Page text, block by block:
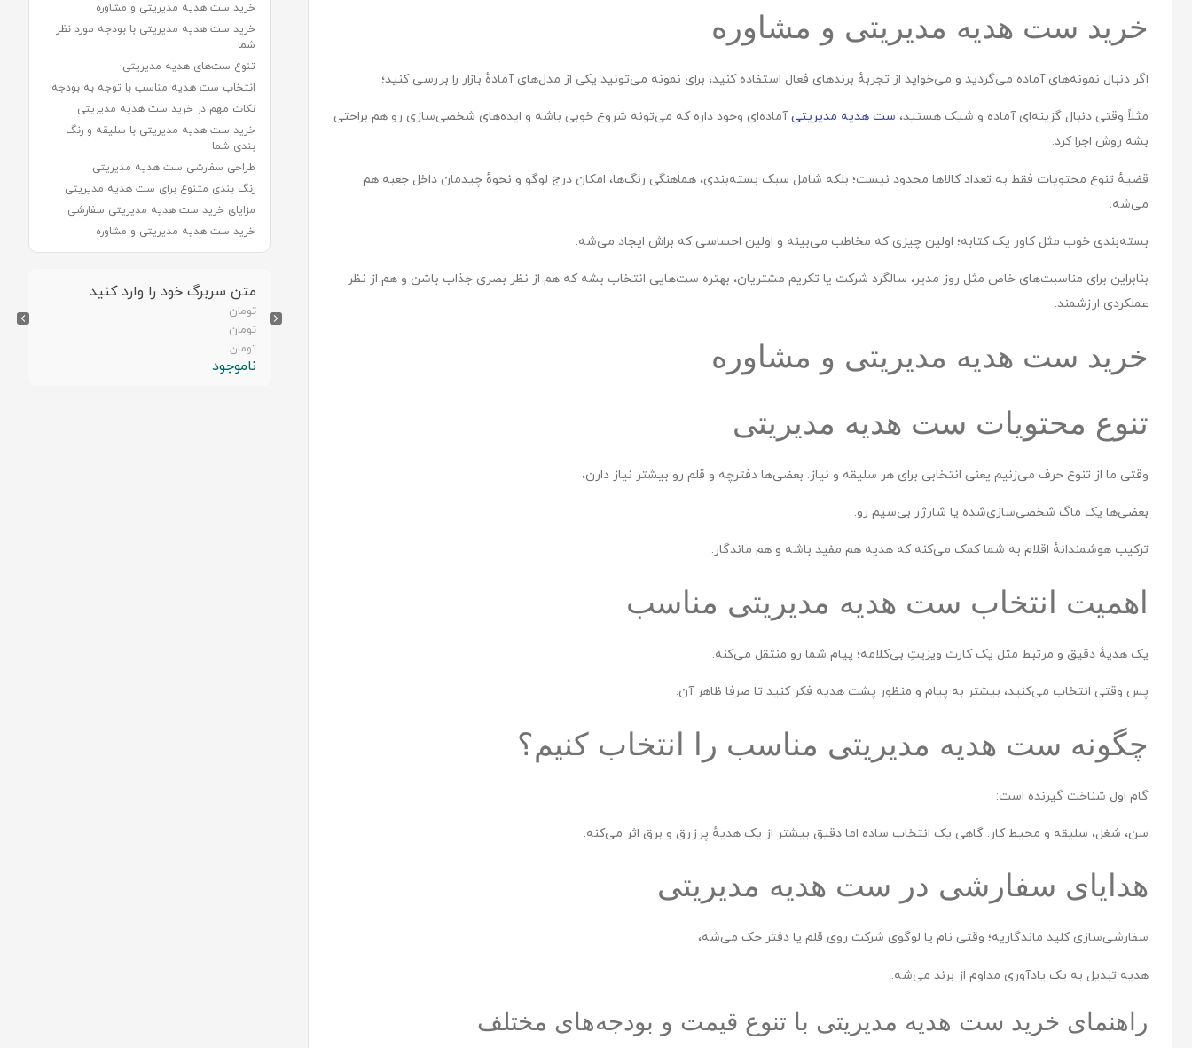
خرید ست هدیه مدیریتی و مشاوره
اگر دنبال نمونه‌های آماده می‌گردید و می‌خواید از تجربهٔ برندهای فعال استفاده کنید، برای نمونه می‌تونید یکی از مدل‌های آمادهٔ بازار را بررسی کنید؛
مثلاً وقتی دنبال گزینه‌ای آماده و شیک هستید، ست هدیه مدیریتیآماده‌ای وجود داره که می‌تونه شروع خوبی باشه و ایده‌های شخصی‌سازی رو هم براحتی
بشه روش اجرا کرد.
قضیهٔ تنوع محتویات فقط به تعداد کالاها محدود نیست؛ بلکه شامل سبک بسته‌بندی، هماهنگی رنگ‌ها، امکان درج لوگو و نحوهٔ چیدمان داخل جعبه هم
می‌شه.
بسته‌بندی خوب مثل کاور یک کتابه؛ اولین چیزی که مخاطب می‌بینه و اولین احساسی که براش ایجاد می‌شه.
بنابراین برای مناسبت‌های خاص مثل روز مدیر، سالگرد شرکت یا تکریم مشتریان، بهتره ست‌هایی انتخاب بشه که هم از نظر بصری جذاب باشن و هم از نظر
عملکردی ارزشمند.
خرید ست هدیه مدیریتی و مشاوره
تنوع محتویات ست هدیه مدیریتی
وقتی ما از تنوع حرف می‌زنیم یعنی انتخابی برای هر سلیقه و نیاز. بعضی‌ها دفترچه و قلم رو بیشتر نیاز دارن،
بعضی‌ها یک ماگ شخصی‌سازی‌شده یا شارژر بی‌سیم رو.
ترکیب هوشمندانهٔ اقلام به شما کمک می‌کنه که هدیه هم مفید باشه و هم ماندگار.
اهمیت انتخاب ست هدیه مدیریتی مناسب
یک هدیهٔ دقیق و مرتبط مثل یک کارت ویزیتِ بی‌کلامه؛ پیام شما رو منتقل می‌کنه.
پس وقتی انتخاب می‌کنید، بیشتر به پیام و منظور پشت هدیه فکر کنید تا صرفا ظاهر آن.
چگونه ست هدیه مدیریتی مناسب را انتخاب کنیم؟
گام اول شناخت گیرنده است:
سن، شغل، سلیقه و محیط کار. گاهی یک انتخاب ساده اما دقیق بیشتر از یک هدیهٔ پرزرق و برق اثر می‌کنه.
هدایای سفارشی در ست هدیه مدیریتی
سفارشی‌سازی کلید ماندگاریه؛ وقتی نام یا لوگوی شرکت روی قلم یا دفتر حک می‌شه،
هدیه تبدیل به یک یادآوری مداوم از برند می‌شه.
راهنمای خرید ست هدیه مدیریتی با تنوع قیمت و بودجه‌های مختلف
خرید ست هدیه مدیریتی و مشاوره
خرید ست هدیه مدیریتی با بودجه مورد نظر
شما
تنوع ست‌های هدیه مدیریتی
انتخاب ست هدیه مناسب با توجه به بودجه
نکات مهم در خرید ست هدیه مدیریتی
خرید ست هدیه مدیریتی با سلیقه و رنگ
بندی شما
طراحی سفارشی ست هدیه مدیریتی
رنگ بندی متنوع برای ست هدیه مدیریتی
مزایای خرید ست هدیه مدیریتی سفارشی
خرید ست هدیه مدیریتی و مشاوره
متن سربرگ خود را وارد کنید متن سربرگ خود را وارد کنید
تومان
تومان
تومان
ناموجود